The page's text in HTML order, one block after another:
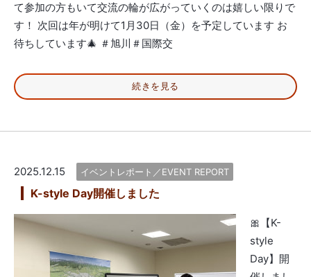
て参加の方もいて交流の輪が広がっていくのは嬉しい限りで
す！ 次回は年が明けて1月30日（金）を予定しています お
待ちしています🎄 ＃旭川＃国際交
続きを見る
2025.12.15 イベントレポート／EVENT REPORT
K-style Day開催しました
🎀【K-
style
Day】開